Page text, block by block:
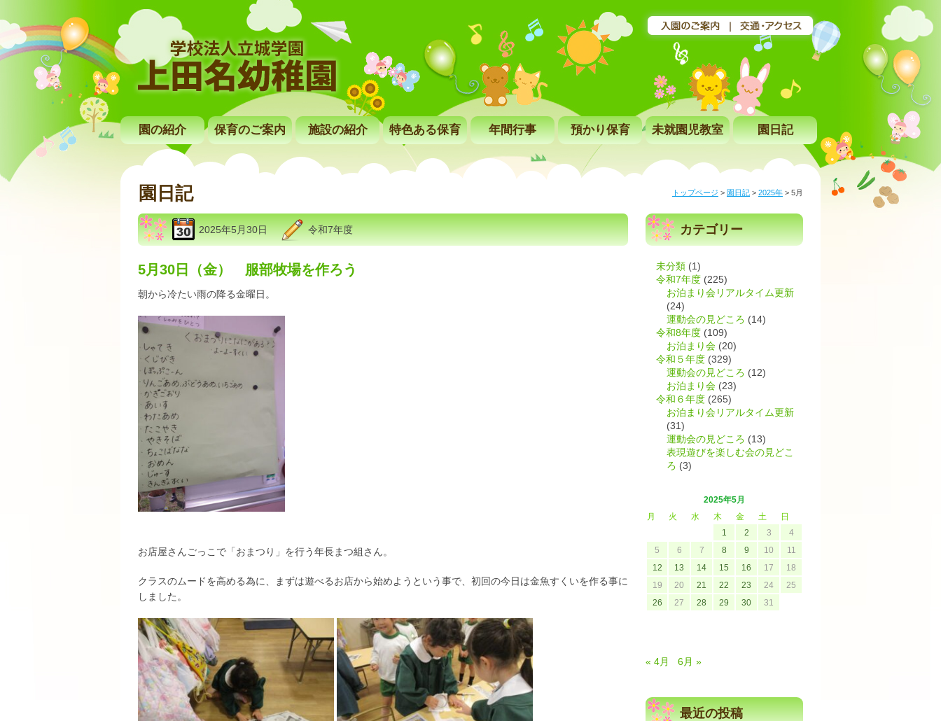
園の紹介 保育のご案内 施設の紹介 特色ある保育 年間行事 預かり保育 未就園児教室 園日記
園日記 トップページ > 園日記 > 2025年 > 5月
2025年5月30日 令和7年度
5月30日（金） 服部牧場を作ろう
朝から冷たい雨の降る金曜日。
お店屋さんごっこで「おまつり」を行う年長まつ組さん。
クラスのムードを高める為に、まずは遊べるお店から始めようという事で、初回の今日は金魚すくいを作る事に
しました。
カテゴリー
未分類 (1)
令和7年度 (225)
お泊まり会リアルタイム更新
(24)
運動会の見どころ (14)
令和8年度 (109)
お泊まり会 (20)
令和５年度 (329)
運動会の見どころ (12)
お泊まり会 (23)
令和６年度 (265)
お泊まり会リアルタイム更新
(31)
運動会の見どころ (13)
表現遊びを楽しむ会の見どこ
ろ (3)
2025年5月
月
火 水 木 金 土
日
1
2 3
4
5
6 7 8 9 10
11
12
13 14 15 16 17
18
19
20 21 22 23 24
25
26
27 28 29 30 31
« 4月 6月 »
最近の投稿